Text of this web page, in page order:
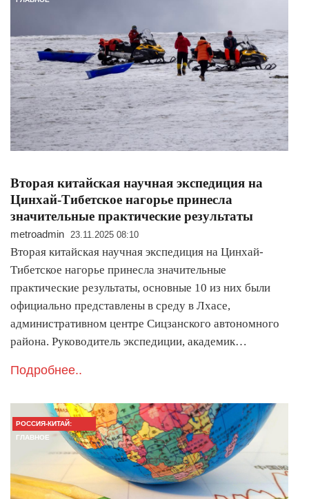
Вторая китайская научная экспедиция на
Цинхай-Тибетское нагорье принесла
значительные практические результаты
metroadmin 23.11.2025 08:10
Вторая китайская научная экспедиция на Цинхай-
Тибетское нагорье принесла значительные
практические результаты, основные 10 из них были
официально представлены в среду в Лхасе,
административном центре Сицзанского автономного
района. Руководитель экспедиции, академик…
Подробнее..
РОССИЯ-КИТАЙ:
ГЛАВНОЕ